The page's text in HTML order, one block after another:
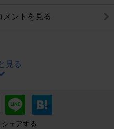
メントを見る
見る
シェアする